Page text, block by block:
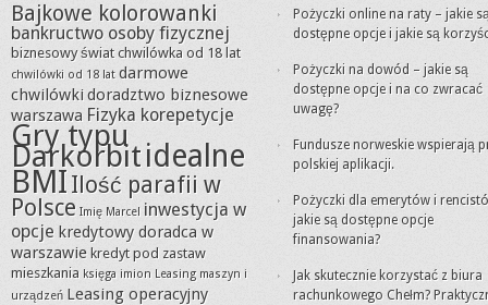
Bajkowe kolorowanki
bankructwo osoby fizycznej
biznesowy świat chwilówka od 18 lat
chwilówki od 18 lat darmowe
chwilówkidoradztwo biznesowe
warszawa Fizyka korepetycje
Gry typu
Darkorbitidealne
BMIIlość parafii w
Polsce Imię Marcel inwestycja w
opcje kredytowy doradca w
warszawie kredyt pod zastaw
mieszkania księga imion Leasing maszyn i
urządzeń Leasing operacyjny
Pożyczki online na raty – jakie
dostępne opcje i jakie są
Pożyczki na dowód – jakie są
dostępne opcje i na co zwracać
uwagę?
Fundusze norweskie wspierają
polskiej aplikacji.
Pożyczki dla emerytów i
jakie są dostępne opcje
finansowania?
Jak skutecznie korzystać z biura
rachunkowego Chełm?